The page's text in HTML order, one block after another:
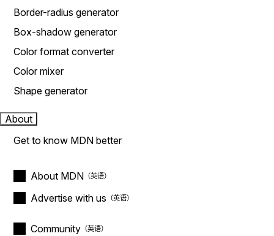
Border-radius generator
Box-shadow generator
Color format converter
Color mixer
Shape generator
About
Get to know MDN better
About MDN
Advertise with us
Community